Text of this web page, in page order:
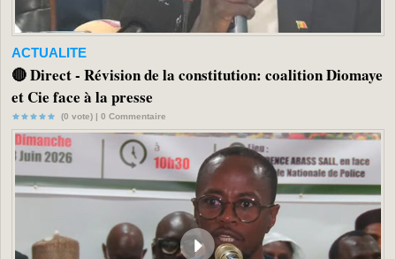
ACTUALITE
🔴 Direct - Révision de la constitution: coalition Diomaye
et Cie face à la presse
(0 vote) | 0 Commentaire